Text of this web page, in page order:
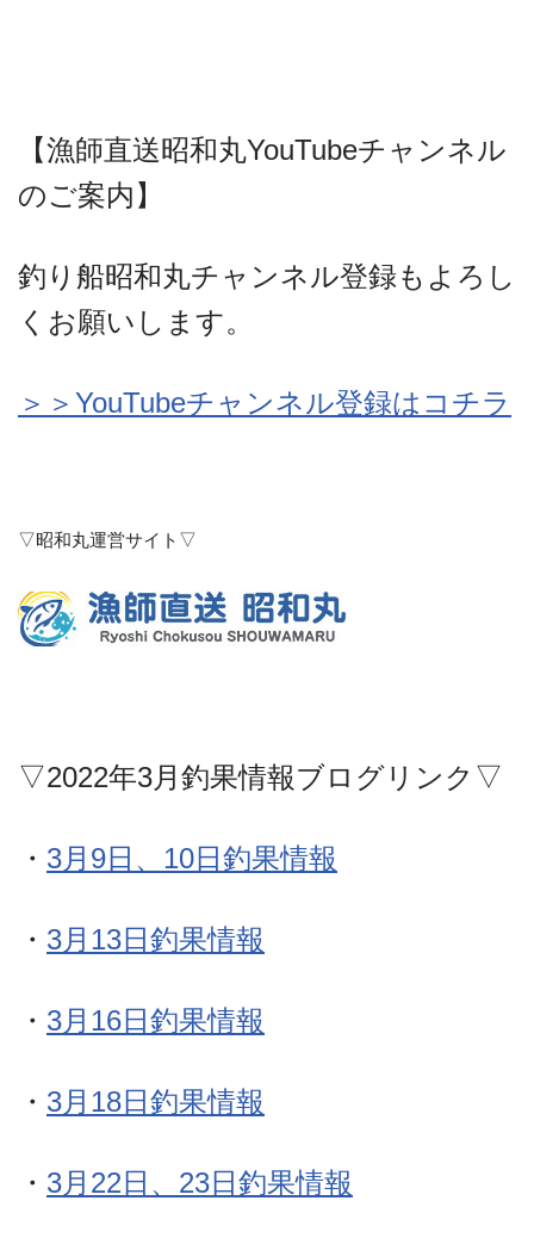
【漁師直送昭和丸YouTubeチャンネル
のご案内】
釣り船昭和丸チャンネル登録もよろし
くお願いします。
＞＞YouTubeチャンネル登録はコチラ
▽昭和丸運営サイト▽
▽2022年3月釣果情報ブログリンク▽
・ 3月9日、10日釣果情報
・ 3月13日釣果情報
・ 3月16日釣果情報
・ 3月18日釣果情報
・ 3月22日、23日釣果情報